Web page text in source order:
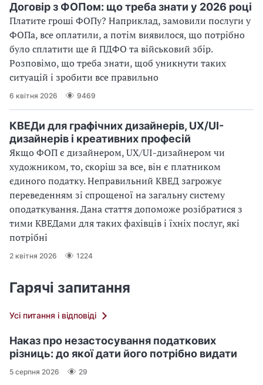
Договір з ФОПом: що треба знати у 2026 році
Платите гроші ФОПу? Наприклад, замовили послуги у
ФОПа, все оплатили, а потім виявилося, що потрібно
було сплатити ще й ПДФО та військовий збір.
Розповімо, що треба знати, щоб уникнути таких
ситуацій і зробити все правильно
6 квітня 2026 9469
КВЕДи для графічних дизайнерів, UX/UI-
дизайнерів і креативних професій
Якщо ФОП є дизайнером, UX/UI-дизайнером чи
художником, то, скоріш за все, він є платником
єдиного податку. Неправильний КВЕД загрожує
переведенням зі спрощеної на загальну систему
оподаткування. Дана стаття допоможе розібратися з
тими КВЕДами для таких фахівців і їхніх послуг, які
потрібні
2 квітня 2026 1224
Гарячі запитання
Усі питання і відповіді
Наказ про незастосування податкових
різниць: до якої дати його потрібно видати
5 серпня 2026 29